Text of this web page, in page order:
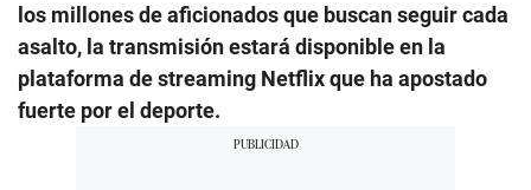
los millones de aficionados que buscan seguir cada
asalto, la transmisión estará disponible en la
plataforma de streaming Netflix que ha apostado
fuerte por el deporte.